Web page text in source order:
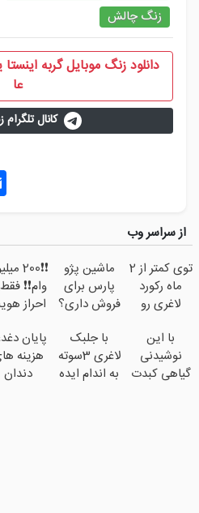
زنگ چالش
دانلود زنگ موبایل گربه
عا
کانال
از سراسر وب
توی کمتر از 2
ماه رکورد
لاغری رو
5کیلو در ماه
😍
ماشین پژو
پارس برای
فروش داری؟
بفروشش
❗❗200
وام❗❗
احراز
با این
نوشیدنی
گیاهی کبدت
با جلبک
لاغری 3سوته
به اندام ایده
پایان
هزینه
دندان